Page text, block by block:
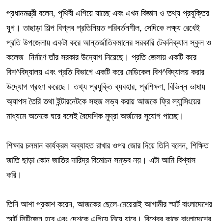
প্রধানমন্ত্রী বলেন, পৃথিবী এগিয়ে যাচ্ছে এবং এখন বিজ্ঞান ও তথ্য প্রযুক্তির
যুগ। তাছাড়া শিল্প বিপ্লব প্রতিনিয়ত পরিবর্তনশীল, সেদিকে লক্ষ্য রেখেই
প্রতি উপজেলায় একটা করে আন্তর্জাতিকমানের সরকারি টেকনিক্যাল স্কুল ও
কলেজ নির্মাণে তাঁর সরকার উদ্যোগ নিয়েছে। প্রতি জেলায় একটি করে
বিশ^বিদ্যালয় এবং প্রতি বিভাগে একটি করে মেডিকেল বিশ^বিদ্যালয় করার
উদ্যোগ গ্রহণ করেছে। তথ্য প্রযুক্তি ব্যবহার, প্রশিক্ষণ, বিভিন্ন ভাষায়
অ্যাপস তৈরি তথা ইন্টারনেটকে সহজ লভ্য করায় আজকে ফ্রি ল্যান্সিংয়ের
মাধ্যমে অনেকে ঘরে বসেই বৈদেশিক মুদ্রা অর্জনের সুযোগ পাচ্ছে।
শিক্ষার চলমান কার্যক্রম অব্যাহত রাখার ওপর জোর দিয়ে তিনি বলেন, শিক্ষিত
জাতি ছাড়া কোন জাতির দারিদ্র বিমোচন সম্ভব নয়। এটা আমি বিশ্বাস
করি।
তিনি আশা প্রকাশ করেন, আজকের ছেলে-মেয়েরাই আগামীর স্মার্ট বাংলাদেশের
স্মার্ট সিটিজেন হবে এবং দেশকে এগিয়ে নিয়ে যাবে। বিশ্বের কাছে বাংলাদেশের